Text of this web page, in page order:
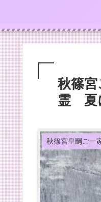
秋篠
霊 夏
秋篠宮皇嗣ご一